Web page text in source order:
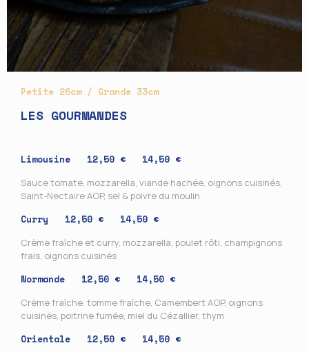
Petite 26cm / Grande 33cm
LES GOURMANDES
Limousine 12,50 € 14,50 €
Sauce tomate, mozzarella, viande hachée, oignons cuisinés,
Saint-Nectaire AOP, sel & poivre du moulin
Curry 12,50 € 14,50 €
Crème fraîche et curry, mozzarella, poulet rôti, champignons
frais, oignons cuisinés
Normande 12,50 € 14,50 €
Crème fraîche, tomme fraîche, Camembert AOP, oignons
cuisinés, poitrine fumée, miel du Cézallier, thym
Orientale 12,50 € 14,50 €